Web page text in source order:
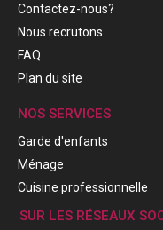
Contactez-nous?
Nous recrutons
FAQ
Plan du site
NOS SERVICES
Garde d'enfants
Ménage
Cuisine professionnelle
SUR LES RÉSEAUX